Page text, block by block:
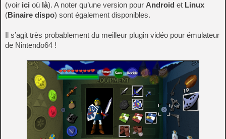
(voir ici où là). A noter qu’une version pour Android et Linux
(Binaire dispo) sont également disponibles.
Il s’agit très probablement du meilleur plugin vidéo pour émulateur
de Nintendo64 !